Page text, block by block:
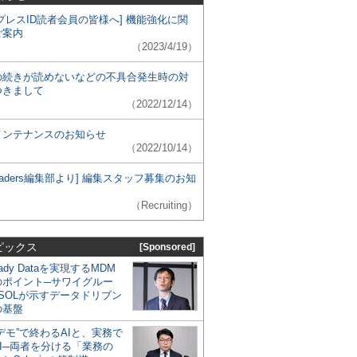
レスID読者会員の皆様へ] 機能強化に関
内
（2023/4/19）
続きが読めないなどの不具合発生時の対
まして
（2022/12/14）
ンテナンスのお知らせ
（2022/10/14）
編集部より] 編集スタッフ募集のお知
（Recruiting）
ックス [Sponsored]
Dataを実現するMDM
ポイント─サワイグルー
が示すデータドリブン
基盤
モ”で終わるAIと、実務で
両者を分ける「業務の